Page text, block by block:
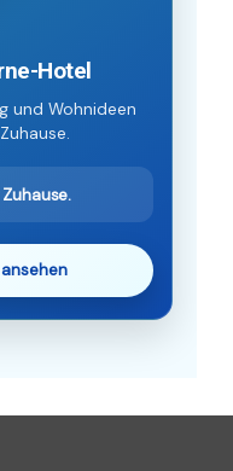
Hotel
und Wohnideen